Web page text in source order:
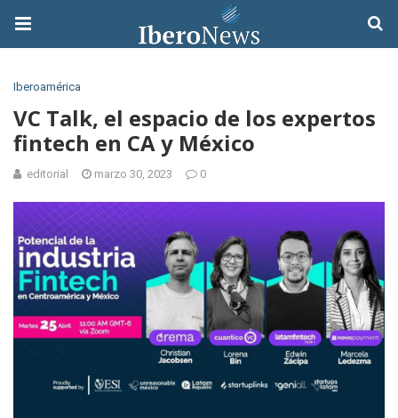
Iberoamérica
VC Talk, el espacio de los expertos
fintech en CA y México
editorial marzo 30, 2023 0